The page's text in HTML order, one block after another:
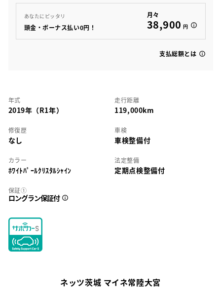
あなたにピッタリ
頭金・ボーナス払い0円！
月々
38,900 円
支払総額とは
年式
2019年（R1年）
走行距離
119,000km
修復歴
なし
車検
車検整備付
カラー
ﾎﾜｲﾄﾊﾟｰﾙｸﾘｽﾀﾙｼｬｲﾝ
法定整備
定期点検整備付
保証①
ロングラン保証付
ネッツ茨城 マイネ常陸大宮